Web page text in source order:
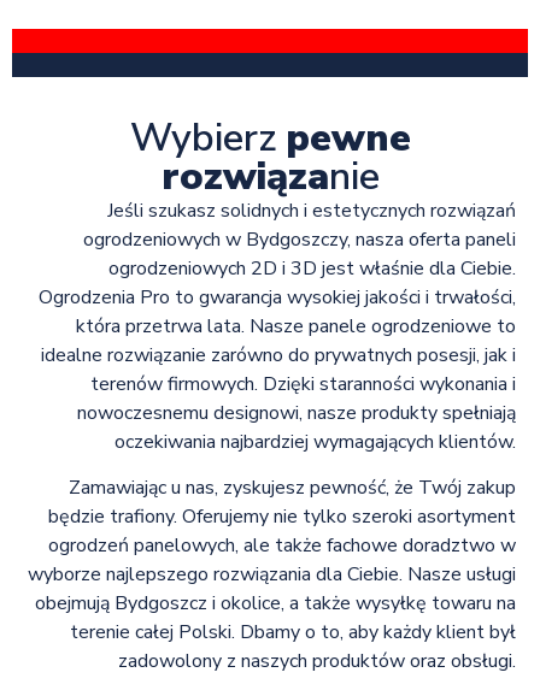
Wybierz pewne
rozwiązanie
Jeśli szukasz solidnych i estetycznych rozwiązań
ogrodzeniowych w Bydgoszczy, nasza oferta paneli
ogrodzeniowych 2D i 3D jest właśnie dla Ciebie.
Ogrodzenia Pro to gwarancja wysokiej jakości i trwałości,
która przetrwa lata. Nasze panele ogrodzeniowe to
idealne rozwiązanie zarówno do prywatnych posesji, jak i
terenów firmowych. Dzięki staranności wykonania i
nowoczesnemu designowi, nasze produkty spełniają
oczekiwania najbardziej wymagających klientów.
Zamawiając u nas, zyskujesz pewność, że Twój zakup
będzie trafiony. Oferujemy nie tylko szeroki asortyment
ogrodzeń panelowych, ale także fachowe doradztwo w
wyborze najlepszego rozwiązania dla Ciebie. Nasze usługi
obejmują Bydgoszcz i okolice, a także wysyłkę towaru na
terenie całej Polski. Dbamy o to, aby każdy klient był
zadowolony z naszych produktów oraz obsługi.